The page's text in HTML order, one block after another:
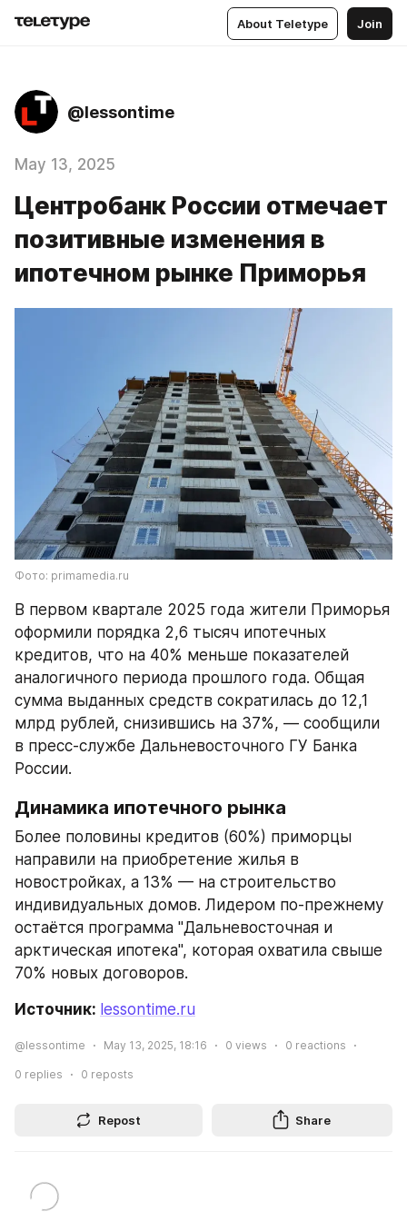
About Teletype Join
@lessontime
May 13, 2025
Центробанк России отмечает
позитивные изменения в
ипотечном рынке Приморья
Фото: primamedia.ru
В первом квартале 2025 года жители Приморья
оформили порядка 2,6 тысяч ипотечных
кредитов, что на 40% меньше показателей
аналогичного периода прошлого года. Общая
сумма выданных средств сократилась до 12,1
млрд рублей, снизившись на 37%, — сообщили
в пресс-службе Дальневосточного ГУ Банка
России.
Динамика ипотечного рынка
Более половины кредитов (60%) приморцы
направили на приобретение жилья в
новостройках, а 13% — на строительство
индивидуальных домов. Лидером по-прежнему
остаётся программа "Дальневосточная и
арктическая ипотека", которая охватила свыше
70% новых договоров.
Источник: lessontime.ru
@lessontime May 13, 2025, 18:16 0 views 0 reactions
0 replies 0 reposts
Repost Share